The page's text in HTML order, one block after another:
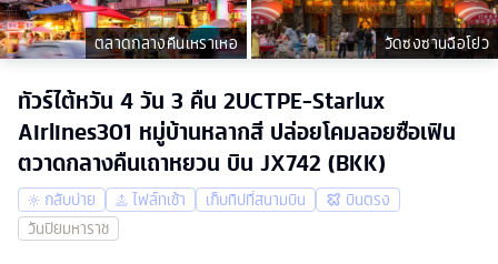
ตลาดกลางคืนเหราเหอ วัดซงซานฉือโย่ว
ทัวร์ไต้หวัน 4 วัน 3 คืน 2UCTPE-Starlux
Airlines301 หมู่บ้านหลากสี ปล่อยโคมลอยซือเฟิน
ตวาดกลางคืนเถาหยวน บิน JX742 (BKK)
กลับบ่าย ไฟล์ทเช้า เก็บทิปที่สนามบิน
บินตรง
วันปิยมหาราช